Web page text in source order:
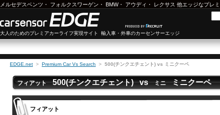
メルセデスベンツ ・ フォルクスワーゲン ・ BMW・ アウディ ・ レクサス 他エッジなプレ
大人のためのプレミアカーライフ実現サイト 輸入車・外車のカーセンサーエッジ
EDGE.net > Premium Car Vs Search > 500(チンクエチェント) vs ミニクーペ
フィアット500(チンクエチェント) vsミニミニクーペ
フィアット